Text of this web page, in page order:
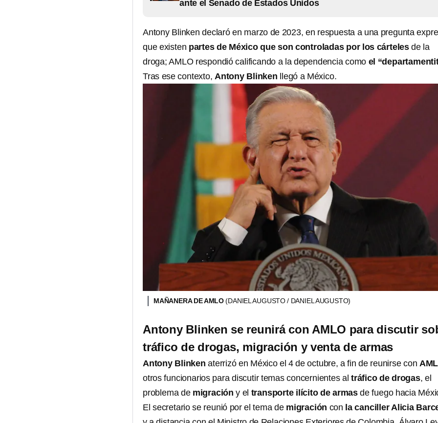
ante el Senado de Estados Unidos
Antony Blinken declaró en marzo de 2023, en respuesta a una pregunta
que existen partes de México que son controladas por los cárteles de la
droga; AMLO respondió calificando a la dependencia como el
Tras ese contexto, Antony Blinken llegó a México.
MAÑANERA DE AMLO(DANIEL AUGUSTO / DANIEL AUGUSTO)
Antony Blinken se reunirá con AMLO para discutir
tráfico de drogas, migración y venta de armas
Antony Blinkenaterrizó en México el 4 de octubre, a fin de reunirse con
otros funcionarios para discutir temas concernientes al tráfico de drogas, el
problema de migración y el transporte ilícito de armas de fuego hacia
El secretario se reunió por el tema de migración con la canciller Alicia